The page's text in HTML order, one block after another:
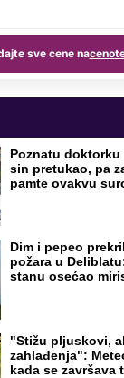
Poznatu doktorku
sin pretukao, pa
pamte ovakvu
Dim i pepeo
požara u
stanu osećao
"Stižu pljuskovi,
zahlađenja":
kada se završava